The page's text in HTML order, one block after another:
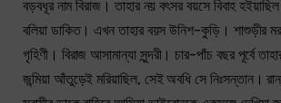
বড়বধূর নাম বিরাজ। তাহার নয় বৎসর বয়সে বিবাহ
বলিয়া ডাকিত। এখন তাহার বয়স উনিশ-কুড়ি। শাশুড়ীর
গৃহিণী। বিরাজ আসামান্যা সুন্দরী। চার-পাঁচ বছর পূর্বে
জন্মিয়া আঁতুড়েই মরিয়াছিল, সেই অবধি সে নিঃসন্তান।